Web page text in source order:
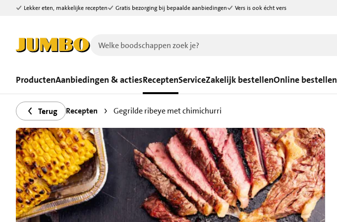
Ga naar zoeken
Ga naar hoofdinhoud
Lekker eten, makkelijke recepten Gratis bezorging bij bepaalde aanbiedingen Vers is ook écht vers
ProductenAanbiedingen & actiesReceptenServiceZakelijk bestellenOnline bestellen
Terug Recepten Gegrilde ribeye met chimichurri